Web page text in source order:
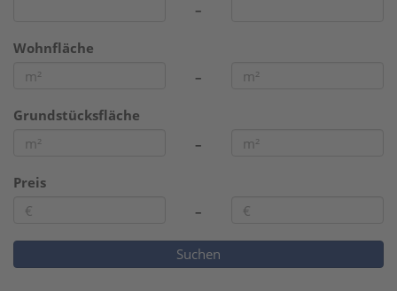
–
Wohnfläche
–
Grundstücksfläche
–
Preis
–